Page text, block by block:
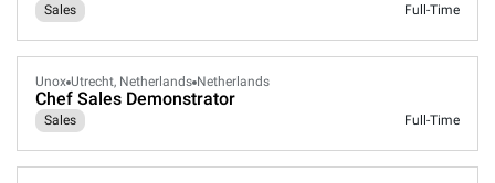
Sales Full-Time
Unox Utrecht, Netherlands Netherlands
Chef Sales Demonstrator
Sales Full-Time